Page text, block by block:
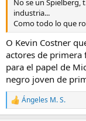
No se un Spielberg,
industria...
Como todo lo que
O Kevin Costner
actores de primera
para el papel de
negro joven de
R
e
Ángeles M. S.